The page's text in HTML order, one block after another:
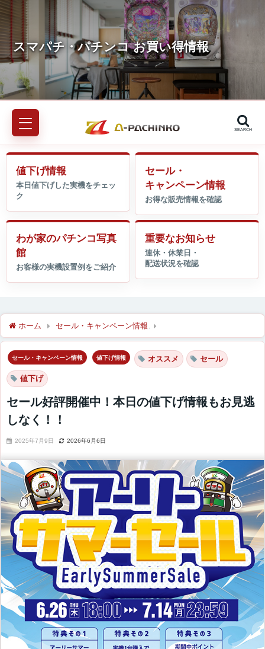
SEARCH
値下げ情報
セール・
キャンペーン情報
わが家のパチンコ写真
館
重要なお知らせ
ホーム セール・キャンペーン情報
セール・キャンペーン情報 値下げ情報 オススメ セール
値下げ
セール好評開催中！本日の値下げ情報もお見逃
しなく！！
2025年7月9日 2026年6月6日